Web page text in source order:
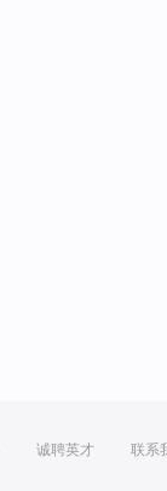
诚聘英才 联系